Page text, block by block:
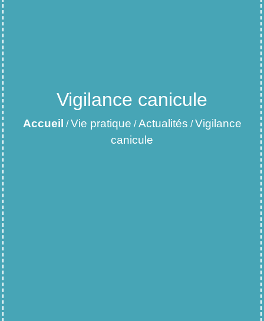
Vigilance canicule
Accueil /Vie pratique /Actualités /Vigilance
canicule